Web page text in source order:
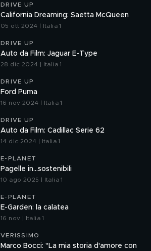
DRIVE UP
California Dreaming: Saetta McQueen
05 ott 2024 | Italia 1
DRIVE UP
Auto da Film: Jaguar E-Type
28 dic 2024 | Italia 1
DRIVE UP
Ford Puma
16 nov 2024 | Italia 1
DRIVE UP
Auto da Film: Cadillac Serie 62
14 dic 2024 | Italia 1
E-PLANET
Pagelle in...sostenibili
10 ago 2025 | Italia 1
E-PLANET
E-Garden: la calatea
16 nov | Italia 1
VERISSIMO
Marco Bocci: "La mia storia d'amore con